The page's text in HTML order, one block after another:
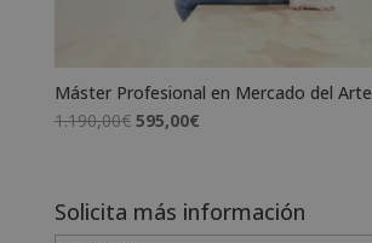
Máster Profesional en Mercado del Arte
1.190,00€ El
era:
1.190,00€.
595,00€El
es:
595,00€.
Solicita más información